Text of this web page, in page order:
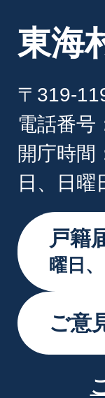
東海
〒319-
電話番号
開庁時間
日、日
戸籍
曜日
ご意